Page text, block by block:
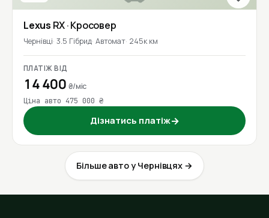
Lexus RX· Кросовер
Чернівці 3.5 Гібрид Автомат 245к км
ПЛАТІЖ ВІД
14 400 ₴/міс
Ціна авто 475 000 ₴
Дізнатись платіж→
Більше авто у Чернівцях →